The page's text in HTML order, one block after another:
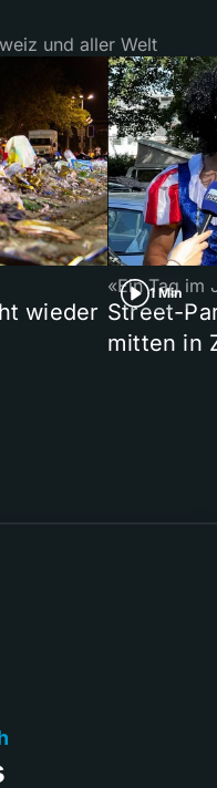
und aller Welt
wieder
1 Min
«Ein Tag im
Street-
mitten in